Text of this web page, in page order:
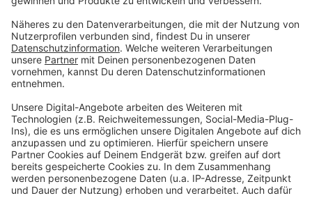
Löscharbeiten schnell erfolgreich
Anzeige
Gegen 7:00 Uhr konnte der Brand bereits gelöscht
werden. Anschließend wurden Nachlöscharbeiten
durchgeführt.
Anzeige